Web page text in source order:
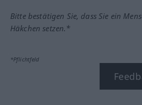
Bitte bestätigen Sie, dass Sie ein
Häkchen setzen.*
*Pflichtfeld